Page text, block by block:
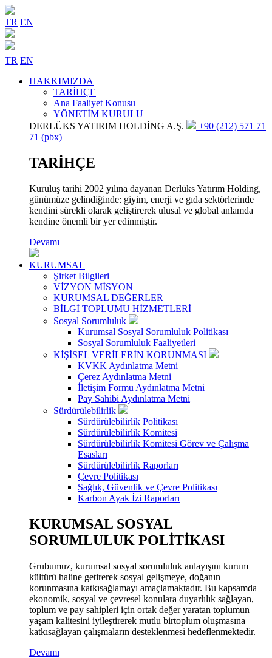
TR EN
TR EN
HAKKIMIZDA
TARİHÇE
Ana Faaliyet Konusu
YÖNETİM KURULU
DERLÜKS YATIRIM HOLDİNG A.Ş.
+90 (212) 571 71
71 (pbx)
TARİHÇE
Kuruluş tarihi 2002 yılına dayanan Derlüks Yatırım Holding,
günümüze gelindiğinde: giyim, enerji ve gıda sektörlerinde
kendini sürekli olarak geliştirerek ulusal ve global anlamda
kendine önemli bir yer edinmiştir.
Devamı
KURUMSAL
Şirket Bilgileri
VİZYON MİSYON
KURUMSAL DEĞERLER
BİLGİ TOPLUMU HİZMETLERİ
Sosyal Sorumluluk
Kurumsal Sosyal Sorumluluk Politikası
Sosyal Sorumluluk Faaliyetleri
KİŞİSEL VERİLERİN KORUNMASI
KVKK Aydınlatma Metni
Çerez Aydınlatma Metni
İletişim Formu Aydınlatma Metni
Pay Sahibi Aydınlatma Metni
Sürdürülebilirlik
Sürdürülebilirlik Politikası
Sürdürülebilirlik Komitesi
Sürdürülebilirlik Komitesi Görev ve Çalışma
Esasları
Sürdürülebilirlik Raporları
Çevre Politikası
Sağlık, Güvenlik ve Çevre Politikası
Karbon Ayak İzi Raporları
KURUMSAL SOSYAL
SORUMLULUK POLİTİKASI
Grubumuz, kurumsal sosyal sorumluluk anlayışını kurum
kültürü haline getirerek sosyal gelişmeye, doğanın
korunmasına katkısağlamayı amaçlamaktadır. Bu kapsamda
ekonomik, sosyal ve çevresel konulara duyarlılık sağlayan,
toplum ve pay sahipleri için ortak değer yaratan toplumun
yaşam kalitesini iyileştirerek mutlu birtoplum oluşmasına
katkısağlayan çalışmaların desteklenmesi hedeflenmektedir.
Devamı